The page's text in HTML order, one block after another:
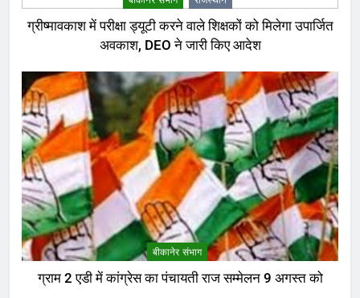
ग्रीष्मावकाश में परीक्षा ड्यूटी करने वाले शिक्षकों को मिलेगा उपार्जित
अवकाश, DEO ने जारी किए आदेश
बीकानेर संभाग
ग्राम 2 एडी में कांग्रेस का पंचायती राज सम्मेलन 9 अगस्त को